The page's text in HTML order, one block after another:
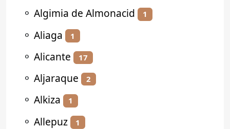
⚬ Algimia de Almonacid 1
⚬ Aliaga 1
⚬ Alicante 17
⚬ Aljaraque 2
⚬ Alkiza 1
⚬ Allepuz 1